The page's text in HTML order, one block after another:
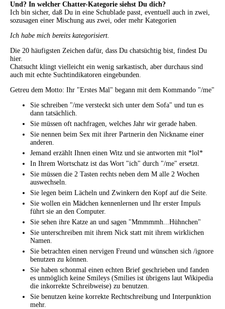
Und? In welcher Chatter-Kategorie siehst Du dich?
Ich bin sicher, daß Du in eine Schublade passt, eventuell auch in zwei,
sozusagen einer Mischung aus zwei, oder mehr Kategorien
Ich habe mich bereits kategorisiert.
Die 20 häufigsten Zeichen dafür, dass Du chatsüchtig bist, findest Du
hier.
Chatsucht klingt vielleicht ein wenig sarkastisch, aber durchaus sind
auch mit echte Suchtindikatoren eingebunden.
Getreu dem Motto: Ihr "Erstes Mal" begann mit dem Kommando "/me"
Sie schreiben "/me versteckt sich unter dem Sofa" und tun es
dann tatsächlich.
Sie müssen oft nachfragen, welches Jahr wir gerade haben.
Sie nennen beim Sex mit ihrer Partnerin den Nickname einer
anderen.
Jemand erzählt Ihnen einen Witz und sie antworten mit *lol*
In Ihrem Wortschatz ist das Wort "ich" durch "/me" ersetzt.
Sie müssen die 2 Tasten rechts neben dem M alle 2 Wochen
auswechseln.
Sie legen beim Lächeln und Zwinkern den Kopf auf die Seite.
Sie wollen ein Mädchen kennenlernen und Ihr erster Impuls
führt sie an den Computer.
Sie sehen ihre Katze an und sagen "Mmmmmh...Hühnchen"
Sie unterschreiben mit ihrem Nick statt mit ihrem wirklichen
Namen.
Sie betrachten einen nervigen Freund und wünschen sich /ignore
benutzen zu können.
Sie haben schonmal einen echten Brief geschrieben und fanden
es unmöglich keine Smileys (Smilies ist übrigens laut Wikipedia
die inkorrekte Schreibweise) zu benutzen.
Sie benutzen keine korrekte Rechtschreibung und Interpunktion
mehr.